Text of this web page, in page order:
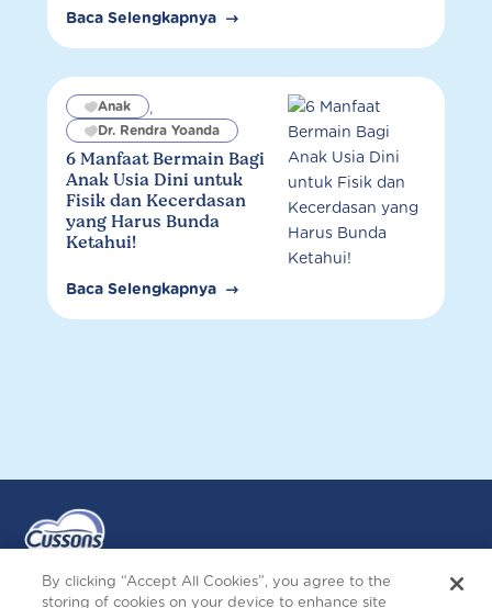
Baca Selengkapnya
Anak ,
Dr. Rendra Yoanda
6 Manfaat Bermain Bagi
Anak Usia Dini untuk
Fisik dan Kecerdasan
yang Harus Bunda
Ketahui!
Baca Selengkapnya
By clicking “Accept All Cookies”, you agree to the
storing of cookies on your device to enhance site